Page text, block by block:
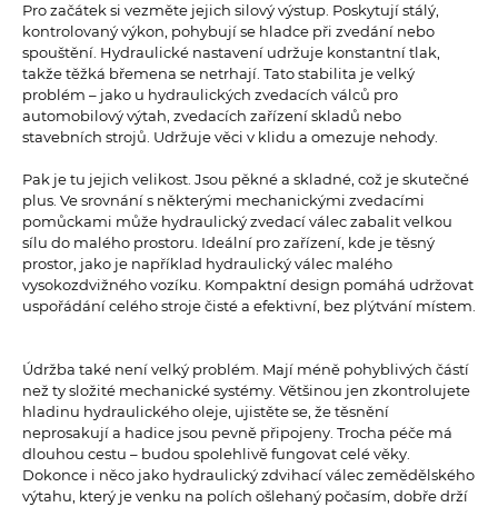
Pro začátek si vezměte jejich silový výstup. Poskytují stálý,
kontrolovaný výkon, pohybují se hladce při zvedání nebo
spouštění. Hydraulické nastavení udržuje konstantní tlak,
takže těžká břemena se netrhají. Tato stabilita je velký
problém – jako u hydraulických zvedacích válců pro
automobilový výtah, zvedacích zařízení skladů nebo
stavebních strojů. Udržuje věci v klidu a omezuje nehody.
Pak je tu jejich velikost. Jsou pěkné a skladné, což je skutečné
plus. Ve srovnání s některými mechanickými zvedacími
pomůckami může hydraulický zvedací válec zabalit velkou
sílu do malého prostoru. Ideální pro zařízení, kde je těsný
prostor, jako je například hydraulický válec malého
vysokozdvižného vozíku. Kompaktní design pomáhá udržovat
uspořádání celého stroje čisté a efektivní, bez plýtvání místem.
Údržba také není velký problém. Mají méně pohyblivých částí
než ty složité mechanické systémy. Většinou jen zkontrolujete
hladinu hydraulického oleje, ujistěte se, že těsnění
neprosakují a hadice jsou pevně připojeny. Trocha péče má
dlouhou cestu – budou spolehlivě fungovat celé věky.
Dokonce i něco jako hydraulický zdvihací válec zemědělského
výtahu, který je venku na polích ošlehaný počasím, dobře drží